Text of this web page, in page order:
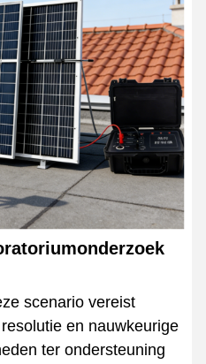
scenario vereist
en nauwkeurige
ter ondersteuning